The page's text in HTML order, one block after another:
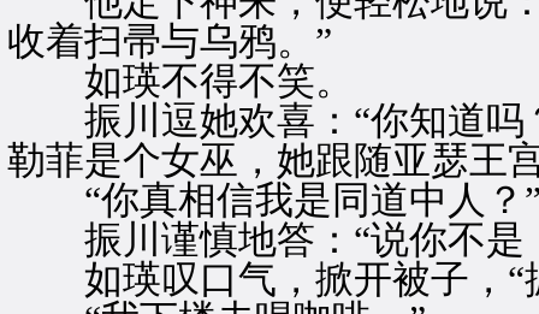
收着扫帚与乌鸦。”
如瑛不得不笑。
振川逗她欢喜：“你知道吗
勒菲是个女巫，她跟随亚瑟王
“你真相信我是同道中人？
振川谨慎地答：“说你不是
如瑛叹口气，掀开被子，“